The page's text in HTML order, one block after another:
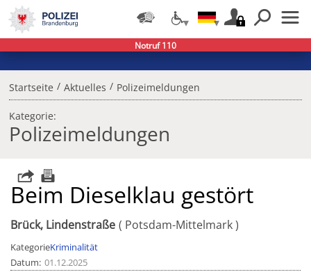
Startseite / Aktuelles / Polizeimeldungen
Kategorie:
Polizeimeldungen
Beim Dieselklau gestört
Brück, Lindenstraße Potsdam-Mittelmark
KategorieKriminalität
Datum 01.12.2025
Notruf 110